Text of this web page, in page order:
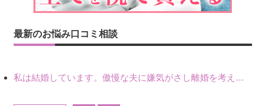
最新のお悩み口コミ相談
私は結婚しています。傲慢な夫に嫌気がさし離婚を考えていたときに、彼と出会いました。彼には恋人がいましたが、話をするうちに、夫とのことを相談するようにな